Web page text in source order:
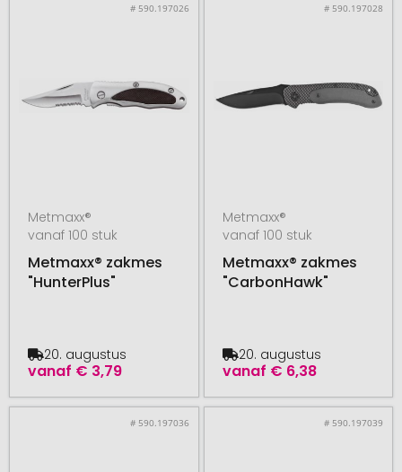
# 590.197026
Metmaxx®
vanaf 100 stuk
Metmaxx® zakmes
"HunterPlus"
vanaf € 3,79
20. augustus
# 590.197028
Metmaxx®
vanaf 100 stuk
Metmaxx® zakmes
"CarbonHawk"
vanaf € 6,38
20. augustus
# 590.197036 # 590.197039